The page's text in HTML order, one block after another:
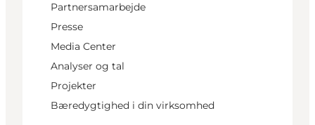
Partnersamarbejde
Presse
Media Center
Analyser og tal
Projekter
Bæredygtighed i din virksomhed